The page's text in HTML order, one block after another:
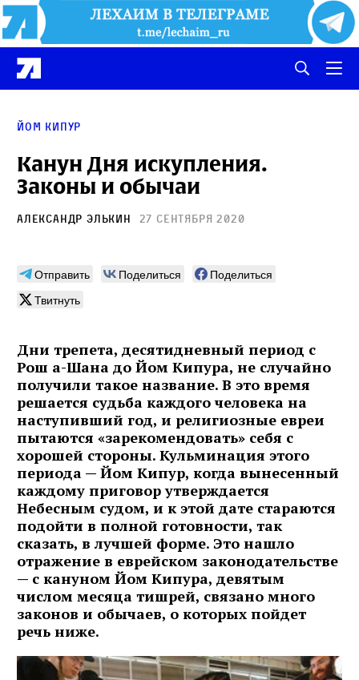
Йом Кипур
Канун Дня искупления.
Законы и обычаи
АЛЕКСАНДР ЭЛЬКИН 27 сентября 2020
Отправить Поделиться
Поделиться
Твитнуть
Дни трепета, десятидневный период с
Рош а-Шана до Йом Кипура, не случайно
получили такое название. В это время
решается судьба каждого человека на
наступивший год, и религиозные евреи
пытаются «зарекомендовать» себя с
хорошей стороны. Кульминация этого
периода — Йом Кипур, когда вынесенный
каждому приговор утверждается
Небесным судом, и к этой дате стараются
подойти в полной готовности, так
сказать, в лучшей форме. Это нашло
отражение в еврейском законодательстве
— с кануном Йом Кипура, девятым
числом месяца тишрей, связано много
законов и обычаев, о которых пойдет
речь ниже.